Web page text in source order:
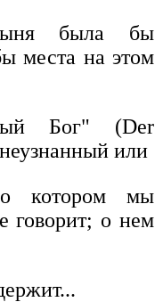
была бы
места на этом
Бог" (Der
или
о котором мы
говорит; о нем